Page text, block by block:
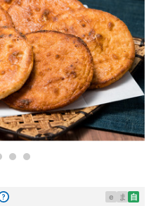
e ま 自